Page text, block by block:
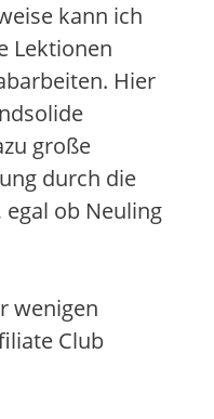
kann ich
Lektionen
Hier
große
durch die
egal ob Neuling
wenigen
Club